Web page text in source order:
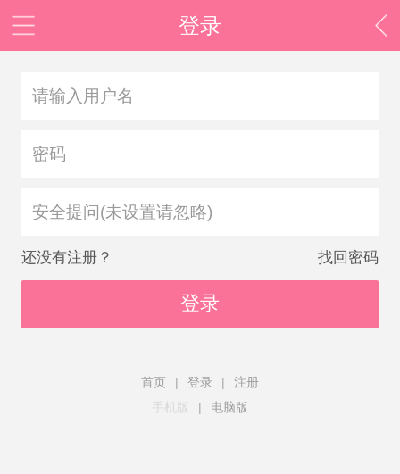
登录
安全提问(未设置请忽略)
还没有注册？ 找回密码
登录
首页 | 登录 |
注册
手机版
| 电脑版